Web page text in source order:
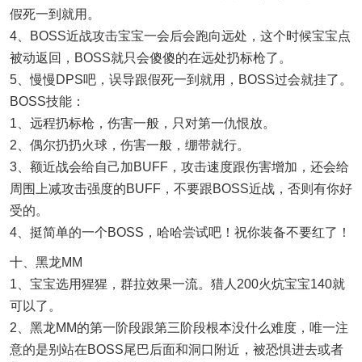
假死一到就用。
4、BOSS近战攻击宝宝一会后会跑向远处，这个时候宝宝点
被动返回，BOSS就只会傻傻的在远处扔标枪了。
5、慢慢DPS吧，误导跟假死一到就用，BOSS过会就挂了。
BOSS技能：
1、远程扔标枪，伤害一般，只对第一仇恨放。
2、偶尔扔扔火球，伤害一般，绷带就行。
3、额近战会给自己加BUFF，攻击速度跟伤害增加，还会给
周围上减攻击强度的BUFF，不要跟BOSS近战，否则有你好
受的。
4、挺简单的一个BOSS，哈哈尝试吧！祝你装备不要红了！
十、黑龙MM
1、宝宝选用猩猩，群拉效果一流。猎人200火炕宝宝140就
可以了。
2、黑龙MM的第一阶段跟第三阶段根本没什么难度，唯一注
意的是别站在BOSS尾巴后面和洞口附近，被恐惧进去或者